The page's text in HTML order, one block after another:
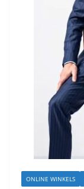
ONLINE WINKELS